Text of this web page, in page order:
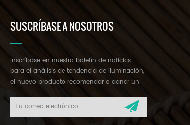
SUSCRÍBASE A NOSOTROS
inscríbase en nuestro boletín de noticias
para el análisis de tendencia de iluminación,
el nuevo producto recomendar o ganar un